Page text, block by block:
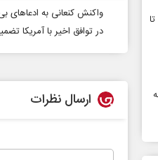
واکنش کنعانی به ادعا‌های
در توافق اخیر با آمریکا
ارسال نظرات
امور خارجه